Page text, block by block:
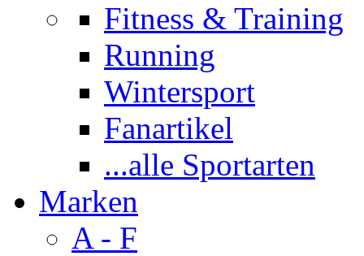
Fitness & Training
Running
Wintersport
Fanartikel
...alle Sportarten
Marken
A - F